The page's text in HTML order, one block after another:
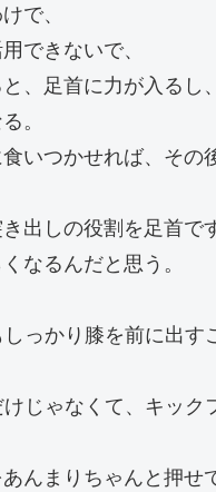
で、
できないで、
、足首に力が入るし
。
いつかせれば、その
出しの役割を足首で
なるんだと思う。
っかり膝を前に出
じゃなくて、キッ
んまりちゃんと押せ